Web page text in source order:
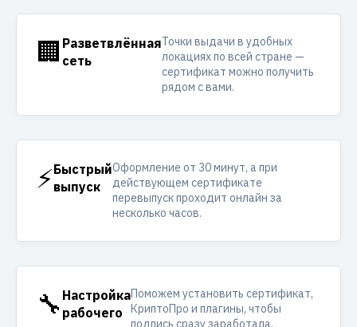
🏢 Разветвлённая
сеть
Точки выдачи в удобных
локациях по всей стране —
сертификат можно получить
рядом с вами.
⚡Быстрый
выпуск
Оформление от 30 минут, а при
действующем сертификате
перевыпуск проходит онлайн за
несколько часов.
🔧 Настройка
рабочего
Поможем установить сертификат,
КриптоПро и плагины, чтобы
подпись сразу заработала.